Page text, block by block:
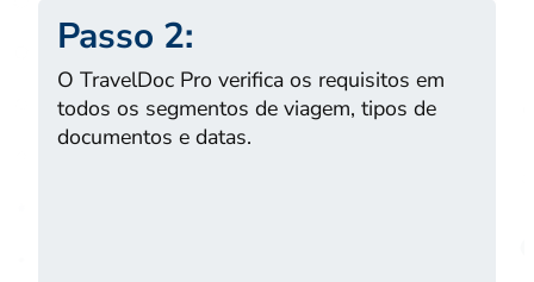
Passo 2:
O TravelDoc Pro verifica os requisitos em
todos os segmentos de viagem, tipos de
documentos e datas.